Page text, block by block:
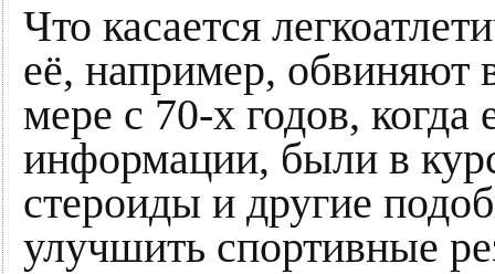
Что касается
её, например, обвиняют
мере с 70-х годов,
информации, были в
стероиды и другие
улучшить спортивные